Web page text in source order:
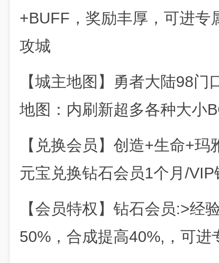
+BUFF，奖励丰厚，可进专
攻城
【城主地图】勇者大陆98
地图：内刷新超多各种大小
【兑换会员】创造+生命+
元宝兑换钻石会员1个月/
【会员特权】钻石会员:>经
50%，合成提高40%,，可进